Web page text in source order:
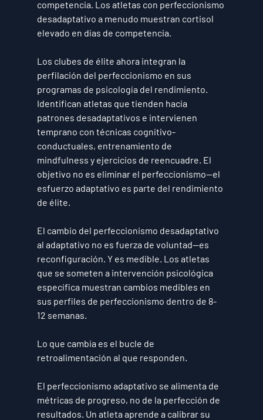
competencia. Los atletas con perfeccionismo
desadaptativo a menudo muestran cortisol
elevado en días de competencia.
Los clubes de élite ahora integran la
perfilación del perfeccionismo en sus
programas de psicología del rendimiento.
Identifican atletas que tienden hacia
patrones desadaptativos e intervienen
temprano con técnicas cognitivo-
conductuales, entrenamiento de
mindfulness y ejercicios de reencuadre. El
objetivo no es eliminar el perfeccionismo—el
esfuerzo adaptativo es parte del rendimiento
de élite.
El cambio del perfeccionismo desadaptativo
al adaptativo no es fuerza de voluntad—es
reconfiguración. Y es medible. Los atletas
que se someten a intervención psicológica
específica muestran cambios medibles en
sus perfiles de perfeccionismo dentro de 8-
12 semanas.
Lo que cambia es el bucle de
retroalimentación al que responden.
El perfeccionismo adaptativo se alimenta de
métricas de progreso, no de la perfección de
resultados. Un atleta aprende a calibrar su